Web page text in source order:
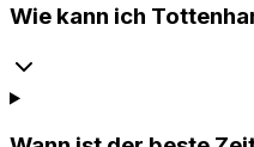
Wie kann ich